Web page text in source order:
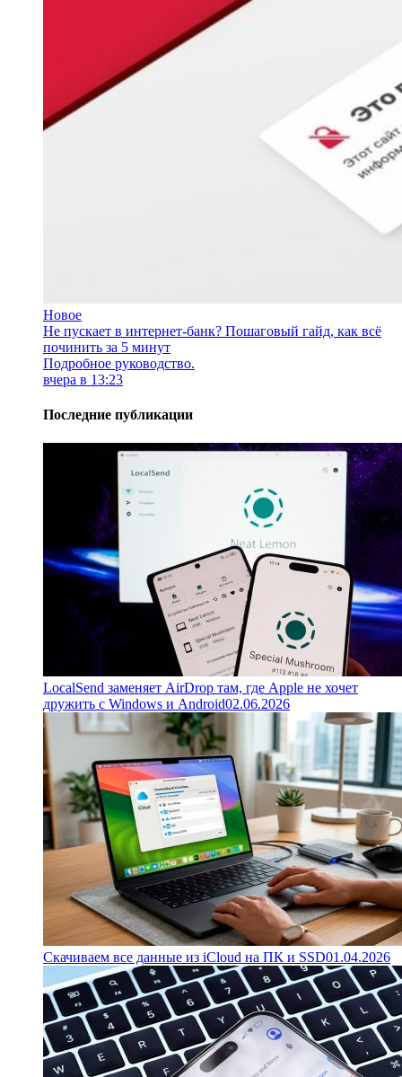
Новое
Не пускает в интернет-банк? Пошаговый гайд, как всё
починить за 5 минут
Подробное руководство.
вчера в 13:23
Последние публикации
LocalSend заменяет AirDrop там, где Apple не хочет
дружить с Windows и Android02.06.2026
Скачиваем все данные из iCloud на ПК и SSD01.04.2026